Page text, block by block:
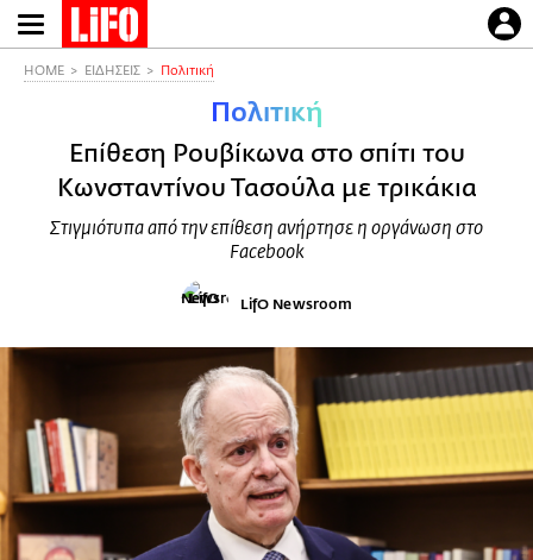
Παράκαμψη
προς
HOME ΕΙΔΗΣΕΙΣ Πολιτική
Πολιτική
Επίθεση Ρουβίκωνα στο σπίτι του
Κωνσταντίνου Τασούλα με τρικάκια
Στιγμιότυπα από την επίθεση ανήρτησε η οργάνωση στο
Facebook
LifO Newsroom